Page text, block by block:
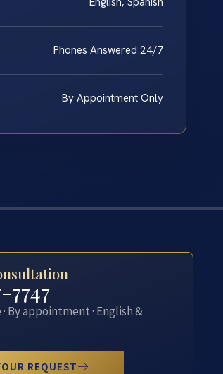
Phones Answered 24/7
By Appointment Only
7747
By appointment · English &
REQUEST